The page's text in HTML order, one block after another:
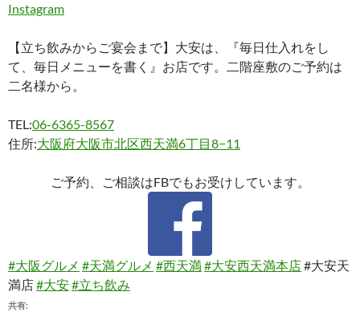
Instagram
【立ち飲みからご宴会まで】大安は、『毎日仕入れをし
て、毎日メニューを書く』お店です。二階座敷のご予約は
二名様から。
TEL:06-6365-8567
住所:大阪府大阪市北区西天満6丁目8−11
ご予約、ご相談はFBでもお受けしています。
#大阪グルメ #天満グルメ #西天満#大安西天満本店#大安天
満店#大安#立ち飲み
共有: